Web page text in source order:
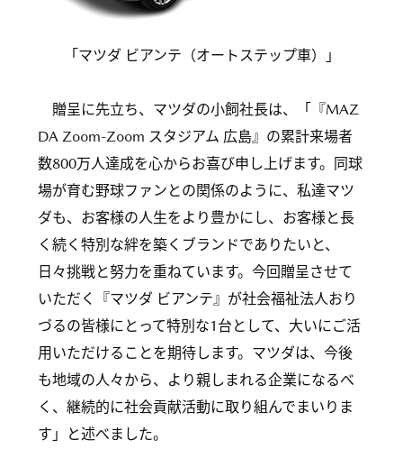
「マツダ ビアンテ（オートステップ車）」
贈呈に先立ち、マツダの小飼社長は、「『MAZ
DA Zoom-Zoom スタジアム 広島』の累計来場者
数800万人達成を心からお喜び申し上げます。同球
場が育む野球ファンとの関係のように、私達マツ
ダも、お客様の人生をより豊かにし、お客様と長
く続く特別な絆を築くブランドでありたいと、
日々挑戦と努力を重ねています。今回贈呈させて
いただく『マツダ ビアンテ』が社会福祉法人おり
づるの皆様にとって特別な1台として、大いにご活
用いただけることを期待します。マツダは、今後
も地域の人々から、より親しまれる企業になるべ
く、継続的に社会貢献活動に取り組んでまいりま
す」と述べました。